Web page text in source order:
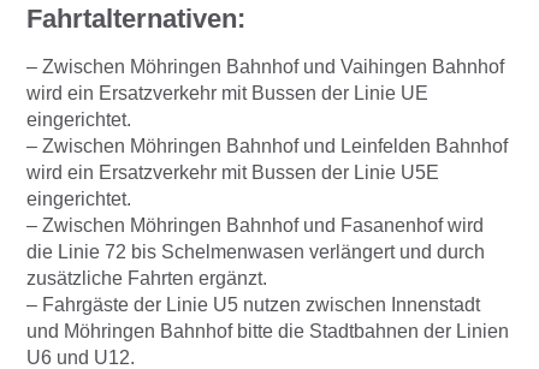
Fahrtalternativen:
– Zwischen Möhringen Bahnhof und Vaihingen Bahnhof
wird ein Ersatzverkehr mit Bussen der Linie UE
eingerichtet.
– Zwischen Möhringen Bahnhof und Leinfelden Bahnhof
wird ein Ersatzverkehr mit Bussen der Linie U5E
eingerichtet.
– Zwischen Möhringen Bahnhof und Fasanenhof wird
die Linie 72 bis Schelmenwasen verlängert und durch
zusätzliche Fahrten ergänzt.
– Fahrgäste der Linie U5 nutzen zwischen Innenstadt
und Möhringen Bahnhof bitte die Stadtbahnen der Linien
U6 und U12.